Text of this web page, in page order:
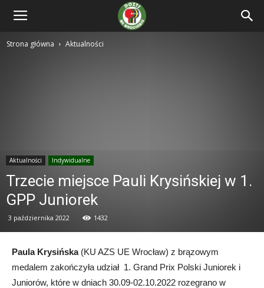
Strona główna Aktualności
Aktualności Indywidualne
Trzecie miejsce Pauli Krysińskiej w 1.
GPP Juniorek
3 października 2022 1432
Paula Krysińska(KU AZS UE Wrocław) z brązowym
medalem zakończyła udział 1. Grand Prix Polski Juniorek i
Juniorów, które w dniach 30.09-02.10.2022 rozegrano w